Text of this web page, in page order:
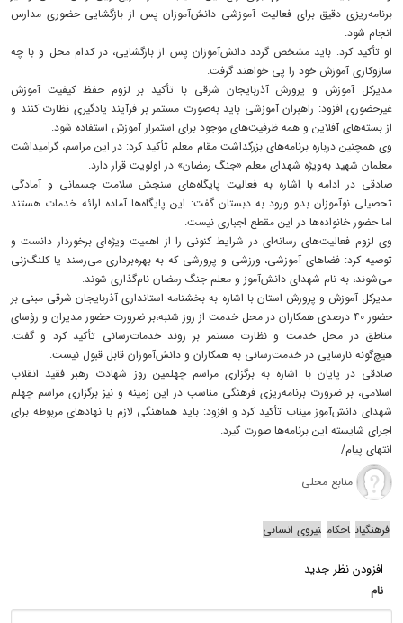
برنامه‌ریزی دقیق برای فعالیت آموزشی دانش‌آموزان پس از بازگشایی حضوری مدارس
انجام شود.
او تأکید کرد: باید مشخص گردد دانش‌آموزان پس از بازگشایی، در کدام محل و با چه
سازوکاری آموزش خود را پی خواهند گرفت.
مدیرکل آموزش و پرورش آذربایجان شرقی با تأکید بر لزوم حفظ کیفیت آموزش
غیرحضوری افزود: راهبران آموزشی باید به‌صورت مستمر بر فرآیند یادگیری نظارت کنند و
از بسته‌های آفلاین و همه ظرفیت‌های موجود برای استمرار آموزش استفاده شود.
وی همچنین درباره برنامه‌های بزرگداشت مقام معلم تأکید کرد: در این مراسم، گرامیداشت
معلمان شهید به‌ویژه شهدای معلم «جنگ رمضان» در اولویت قرار دارد.
صادقی در ادامه با اشاره به فعالیت پایگاه‌های سنجش سلامت جسمانی و آمادگی
تحصیلی نوآموزان بدو ورود به دبستان گفت: این پایگاه‌ها آماده ارائه خدمات هستند
اما حضور خانواده‌ها در این مقطع اجباری نیست.
وی لزوم فعالیت‌های رسانه‌ای در شرایط کنونی را از اهمیت ویژه‌ای برخوردار دانست و
توصیه کرد: فضاهای آموزشی، ورزشی و پرورشی که به بهره‌برداری می‌رسند یا کلنگ‌زنی
می‌شوند، به نام شهدای دانش‌آموز و معلم جنگ رمضان نام‌گذاری شوند.
مدیرکل آموزش و پرورش استان با اشاره به بخشنامه استانداری آذربایجان شرقی مبنی بر
حضور ۴۰ درصدی همکاران در محل خدمت از روز شنبه،بر ضرورت حضور مدیران و رؤسای
مناطق در محل خدمت و نظارت مستمر بر روند خدمات‌رسانی تأکید کرد و گفت:
هیچ‌گونه نارسایی در خدمت‌رسانی به همکاران و دانش‌آموزان قابل قبول نیست.
صادقی در پایان با اشاره به برگزاری مراسم چهلمین روز شهادت رهبر فقید انقلاب
اسلامی، بر ضرورت برنامه‌ریزی فرهنگی مناسب در این زمینه و نیز برگزاری مراسم چهلم
شهدای دانش‌آموز میناب تأکید کرد و افزود: باید هماهنگی لازم با نهادهای مربوطه برای
اجرای شایسته این برنامه‌ها صورت گیرد.
انتهای پیام/
منابع محلی
فرهنگیان احکام نیروی انسانی
افزودن نظر جدید
نام